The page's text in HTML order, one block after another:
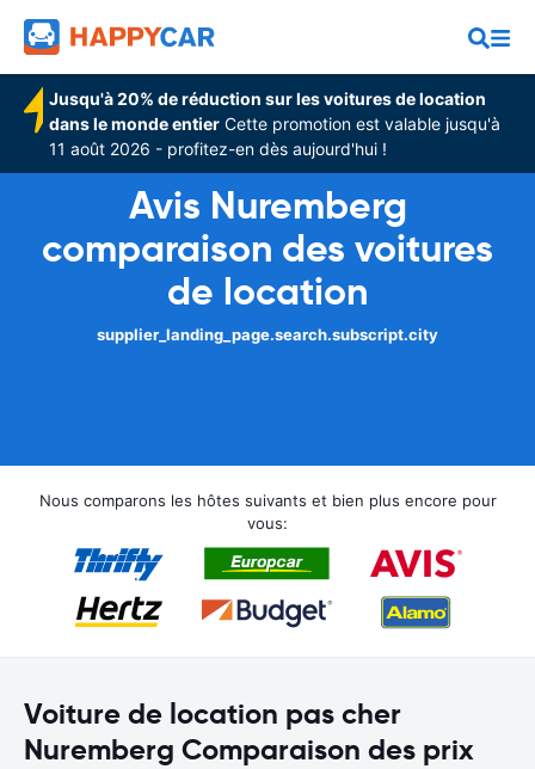
Jusqu'à 20% de réduction sur les voitures de location
dans le monde entier Cette promotion est valable jusqu'à
11 août 2026 - profitez-en dès aujourd'hui !
Avis Nuremberg
comparaison des voitures
de location
supplier_landing_page.search.subscript.city
Nous comparons les hôtes suivants et bien plus encore pour
vous:
Voiture de location pas cher
Nuremberg Comparaison des prix